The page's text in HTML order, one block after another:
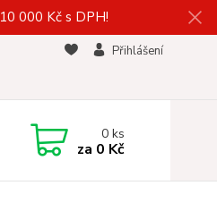
000 Kč s DPH!
Přihlášení
0ks
za 0 Kč